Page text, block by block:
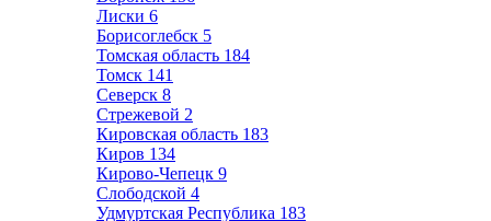
Лиски 6
Борисоглебск 5
Томская область 184
Томск 141
Северск 8
Стрежевой 2
Кировская область 183
Киров 134
Кирово-Чепецк 9
Слободской 4
Удмуртская Республика 183